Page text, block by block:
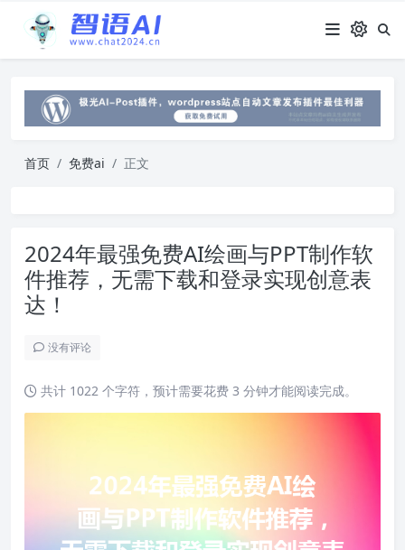
首页 免费ai 正文
2024年最强免费AI绘画与PPT制作软
件推荐，无需下载和登录实现创意表
达！
没有评论
共计 1022 个字符，预计需要花费 3 分钟才能阅读完成。